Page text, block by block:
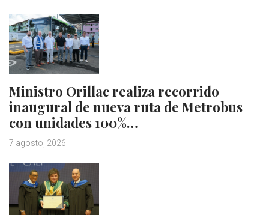
Ministro Orillac realiza recorrido
inaugural de nueva ruta de Metrobus
con unidades 100%…
7 agosto, 2026